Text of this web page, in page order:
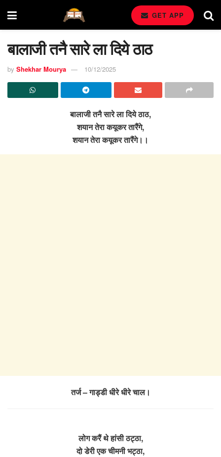
GET APP
बालाजी तनै सारे ला दिये ठाठ
by Shekhar Mourya 10/12/2025
बालाजी तनै सारे ला दिये ठाठ,
शयान तेरा कयूकर तारैंगे,
शयान तेरा कयूकर तारैंगे।।
तर्ज – गाड्डी धीरे धीरे चाल।
लोग करैं थे हांसी ठट्ठा,
दो डेरी एक चीमनी भट्ठा,